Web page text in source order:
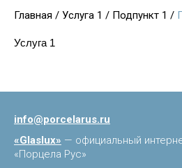
Главная / Услуга 1 / Подпункт 1 /
Услуга 1
info@porcelarus.ru
«Glaslux» — официальный
«Порцела Рус»